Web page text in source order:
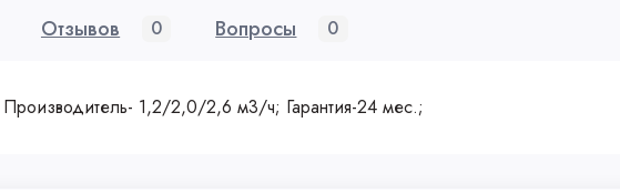
Отзывов 0 Вопросы 0
1,2/2,0/2,6 м3/ч; Гарантия-24 мес.;